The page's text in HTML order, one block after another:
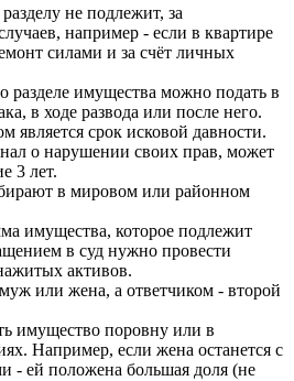
не подлежит, за
например - если в квартире
силами и за счёт личных
разделе имущества можно подать в
в ходе развода или после него.
срок исковой давности.
о нарушении своих прав, может
3 лет.
в мировом или районном
имущества, которое подлежит
в суд нужно провести
активов.
или жена, а ответчиком - второй
имущество поровну или в
Например, если жена останется с
- ей положена большая доля (не